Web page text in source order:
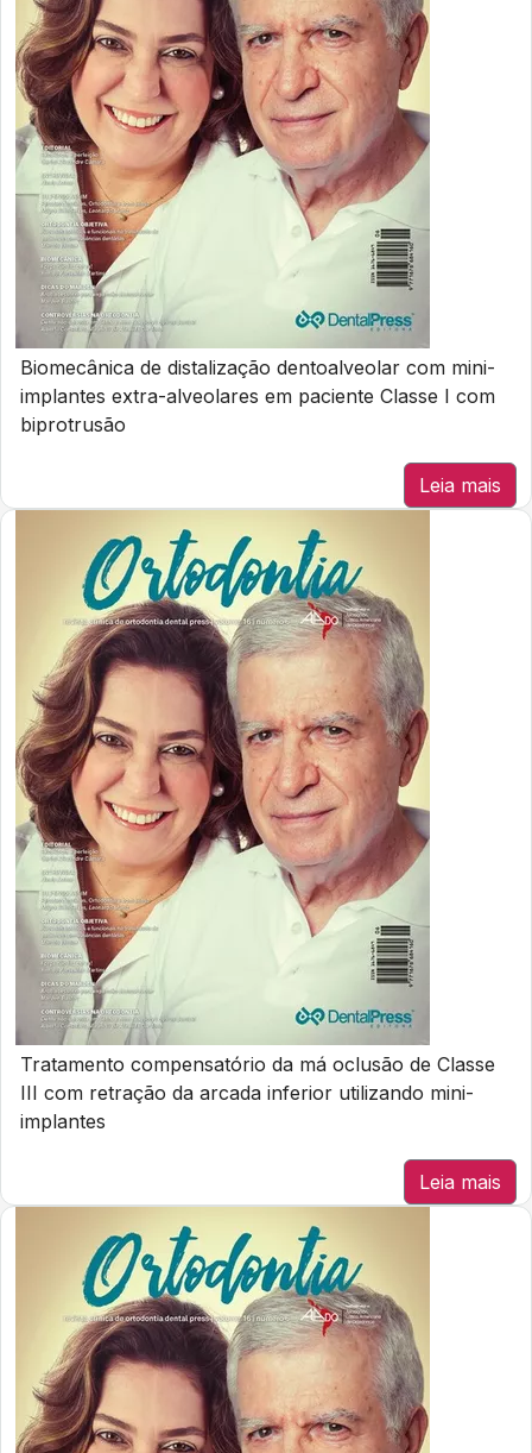
Biomecânica de distalização dentoalveolar com mini-
implantes extra-alveolares em paciente Classe I com
biprotrusão
Leia mais
Tratamento compensatório da má oclusão de Classe
III com retração da arcada inferior utilizando mini-
implantes
Leia mais